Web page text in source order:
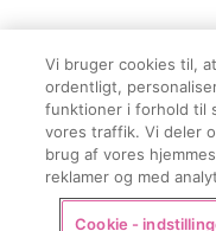
Privatlivspolitik
Juridiske oplysninger
Cookies
Parkregler
Købsbetingelser
Vi bruger cookies til,
ordentligt,
funktioner i forhold til
vores traffik. Vi deler
brug af vores
reklamer og med
Cookie -